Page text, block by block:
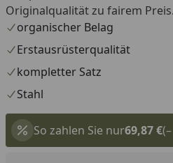
Originalqualität zu fairem Preis.
organischer Belag
Erstausrüsterqualität
kompletter Satz
Stahl
So zahlen Sie nur69,87 €